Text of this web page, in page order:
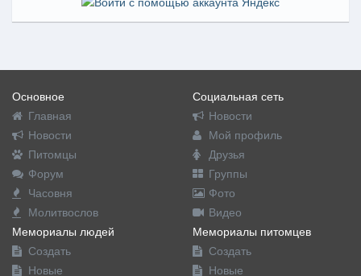
Основное
Главная
Новости
Питомцы
Форум
Часовня
Молитвослов
Социальная сеть
Новости
Мой профиль
Друзья
Группы
Фото
Видео
Мемориалы людей
Создать
Новые
Мемориалы питомцев
Создать
Новые